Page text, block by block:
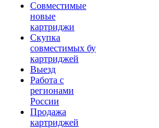
Совместимые
новые
картриджи
Скупка
совместимых бу
картриджей
Выезд
Работа с
регионами
России
Продажа
картриджей